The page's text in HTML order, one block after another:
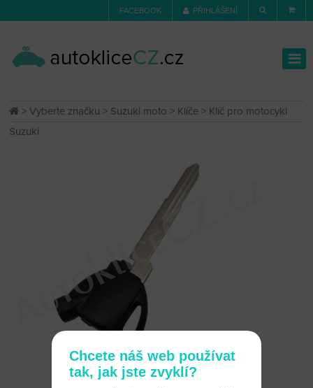
FACEBOOK PŘIHLÁŠENÍ
>Vyberte značku > Suzuki moto > Klíče > Klíč pro motocykl
Suzuki
Chcete náš web používat
tak, jak jste zvyklí?